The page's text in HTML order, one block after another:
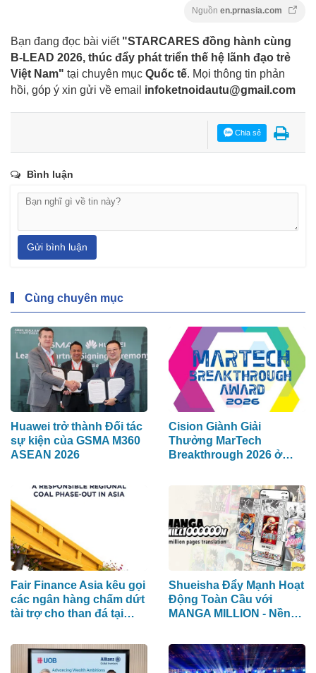
Nguồn en.prnasia.com
Bạn đang đọc bài viết "STARCARES đồng hành cùng
B-LEAD 2026, thúc đẩy phát triển thế hệ lãnh đạo trẻ
Việt Nam" tại chuyên mục Quốc tế. Mọi thông tin phản
hồi, góp ý xin gửi về email infoketnoidautu@gmail.com
Chia sẻ
Bình luận
Gửi bình luận
Cùng chuyên mục
Huawei trở thành Đối tác
sự kiện của GSMA M360
ASEAN 2026
Cision Giành Giải
Thưởng MarTech
Breakthrough 2026 ở
Mạng Xã Hội, Phân Phối
Thông Cáo Báo Chí và
Tối Ưu Hóa Công Cụ Trả
Lời (AEO)
Fair Finance Asia kêu gọi
các ngân hàng chấm dứt
tài trợ cho than đá tại
các biện pháp bảo vệ xã
Shueisha Đẩy Mạnh Hoạt
Động Toàn Cầu với
MANGA MILLION - Nền
Tranh Nhật Bản) Hỗ Trợ
100 Ngôn Ngữ